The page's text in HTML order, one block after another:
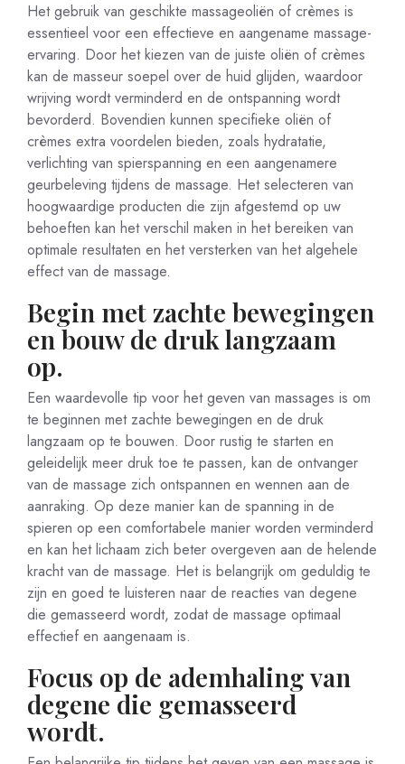
Het gebruik van geschikte massageoliën of crèmes is
essentieel voor een effectieve en aangename massage-
ervaring. Door het kiezen van de juiste oliën of crèmes
kan de masseur soepel over de huid glijden, waardoor
wrijving wordt verminderd en de ontspanning wordt
bevorderd. Bovendien kunnen specifieke oliën of
crèmes extra voordelen bieden, zoals hydratatie,
verlichting van spierspanning en een aangenamere
geurbeleving tijdens de massage. Het selecteren van
hoogwaardige producten die zijn afgestemd op uw
behoeften kan het verschil maken in het bereiken van
optimale resultaten en het versterken van het algehele
effect van de massage.
Begin met zachte bewegingen
en bouw de druk langzaam
op.
Een waardevolle tip voor het geven van massages is om
te beginnen met zachte bewegingen en de druk
langzaam op te bouwen. Door rustig te starten en
geleidelijk meer druk toe te passen, kan de ontvanger
van de massage zich ontspannen en wennen aan de
aanraking. Op deze manier kan de spanning in de
spieren op een comfortabele manier worden verminderd
en kan het lichaam zich beter overgeven aan de helende
kracht van de massage. Het is belangrijk om geduldig te
zijn en goed te luisteren naar de reacties van degene
die gemasseerd wordt, zodat de massage optimaal
effectief en aangenaam is.
Focus op de ademhaling van
degene die gemasseerd
wordt.